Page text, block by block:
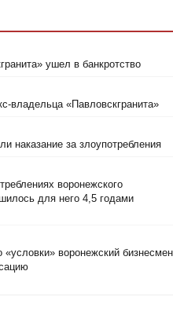
ушел в банкротство
владельца «Павловскгранита»
наказание за злоупотребления
воронежского
для него 4,5 годами
воронежский бизнесмен